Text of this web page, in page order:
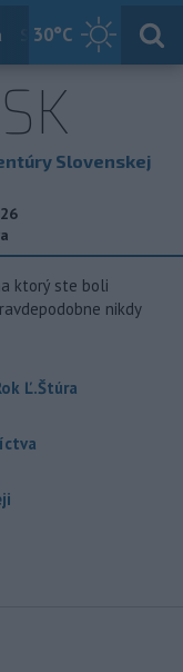
30°C
Slovensko
Slovenskej
ktorý ste boli
nikdy
Ľ.Štúra